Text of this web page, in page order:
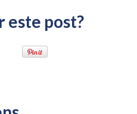
este post?